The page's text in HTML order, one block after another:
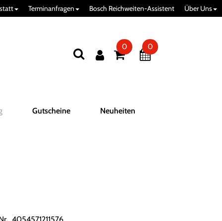
Terminanfragen Bosch Reichweiten-Assistent Über Uns
0 0
Gutscheine Neuheiten